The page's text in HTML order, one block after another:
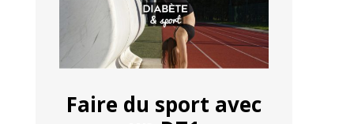
Faire du sport avec